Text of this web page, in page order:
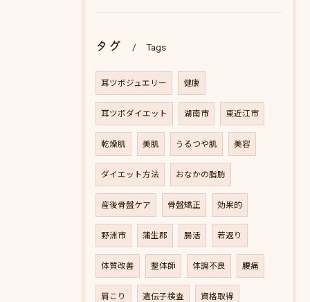
タグ Tags
耳ツボジュエリー 健康
耳ツボダイエット 湖南市 東近江市
乾燥肌 美肌 うるつや肌 美容
ダイエット方法 おなかの脂肪
産後骨盤ケア 骨盤矯正 効果的
野洲市 蒲生郡 腸活 若返り
体質改善 整体師 体調不良 腰痛
肩こり 遺伝子検査 資格取得